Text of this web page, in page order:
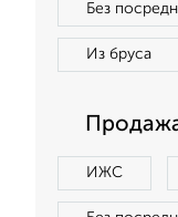
Без
Из бруса
ИЖС